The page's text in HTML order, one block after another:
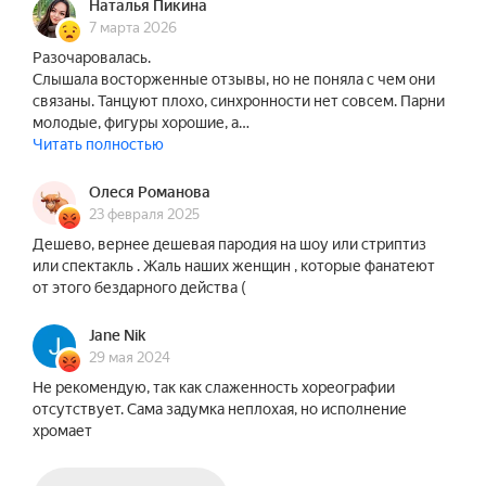
разному! «Шоу под дождём» в обновленном
спектакле «Мужчина и Женщина» попытается
ответить на вопрос: кто прав — Мужчина или
Женщина?!
где мужские размышления о взаимоотношениях
полов будут выражены с помощью слова и
пластики тела! Мужчинам сложно выразить все
свои мысли об отношениях — поэтому мы
сделаем это за всех мужчин!
Шоу под дождём «Мужчина и Женщина» — для
тех, кто уже сталкивался с любовью. Для тех, кто
знает, что происходит после первой
влюбленности; кто знает, как рвёт на части,
Наталья Пикина
7 марта 2026
Разочаровалась.
Слышала восторженные отзывы, но не поняла с чем они
связаны. Танцуют плохо, синхронности нет совсем. Парни
молодые, фигуры хорошие, а…
Читать полностью
Олеся Романова
23 февраля 2025
Дешево, вернее дешевая пародия на шоу или стриптиз
или спектакль . Жаль наших женщин , которые фанатеют
от этого бездарного действа (
Jane Nik
29 мая 2024
Не рекомендую, так как слаженность хореографии
отсутствует. Сама задумка неплохая, но исполнение
хромает